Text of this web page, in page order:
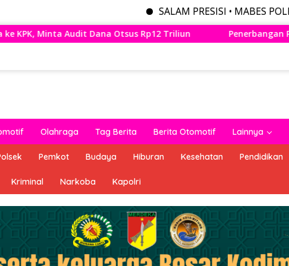
SALAM PRESISI • MABES POLRI
Triliun Penerbangan Perdana Wings Air Bandung –
Olahraga Tag Berita Berita Otomotif Lainnya
Pemkot Budaya Hiburan Kesehatan Pendidikan
Kriminal Narkoba Kapolri